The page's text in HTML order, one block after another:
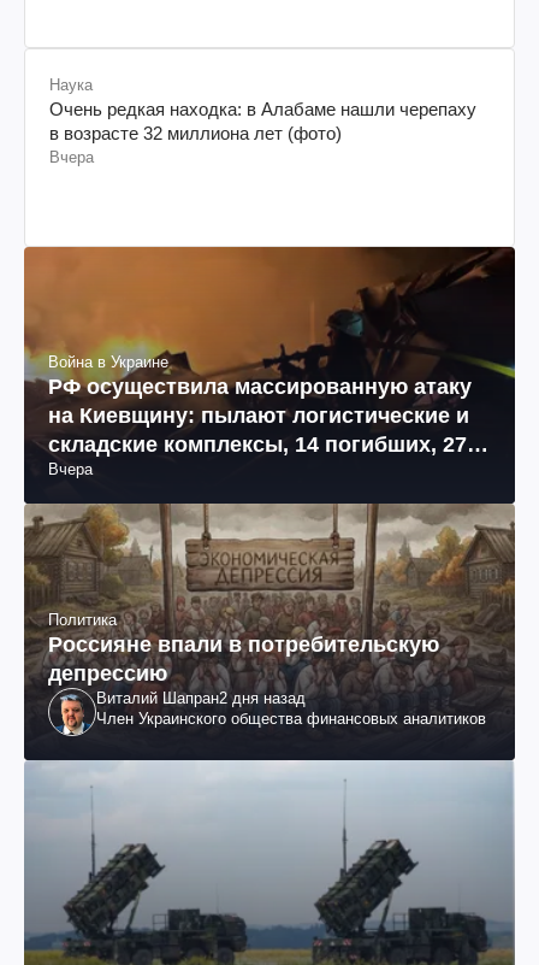
Наука
Очень редкая находка: в Алабаме нашли черепаху
в возрасте 32 миллиона лет (фото)
Вчера
Война в Украине
РФ осуществила массированную атаку
на Киевщину: пылают логистические и
складские комплексы, 14 погибших, 27
раненых (фото, видео)
Вчера
Политика
Россияне впали в потребительскую
депрессию
Виталий Шапран2 дня назад
Член Украинского общества финансовых аналитиков